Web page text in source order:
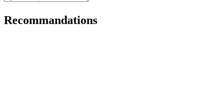
Recommandations